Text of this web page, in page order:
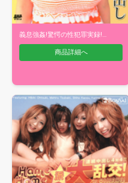
義息強姦!驚愕の性犯罪実録!…
商品詳細へ